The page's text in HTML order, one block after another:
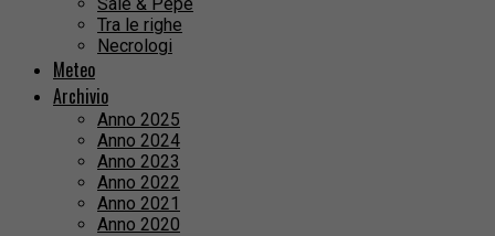
Tra le righe
Necrologi
Meteo
Archivio
Anno 2025
Anno 2024
Anno 2023
Anno 2022
Anno 2021
Anno 2020